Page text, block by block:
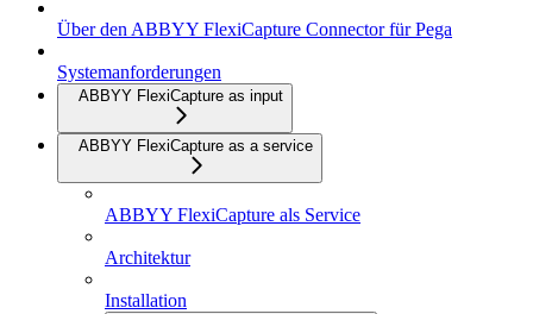
Über den ABBYY FlexiCapture Connector für Pega
Systemanforderungen
ABBYY FlexiCapture as input
ABBYY FlexiCapture as a service
ABBYY FlexiCapture als Service
Architektur
Installation